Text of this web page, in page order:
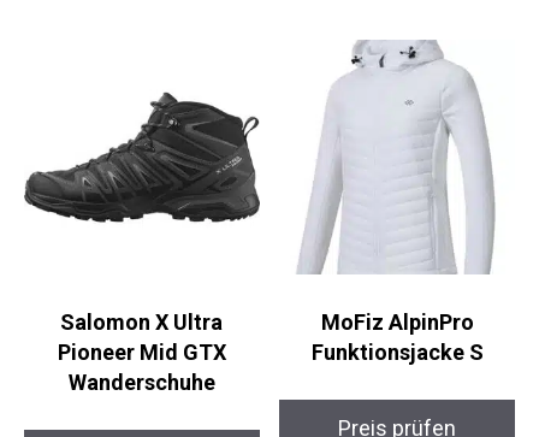
Salomon X Ultra
Pioneer Mid GTX
Wanderschuhe
MoFiz AlpinPro
Funktionsjacke S
Preis prüfen